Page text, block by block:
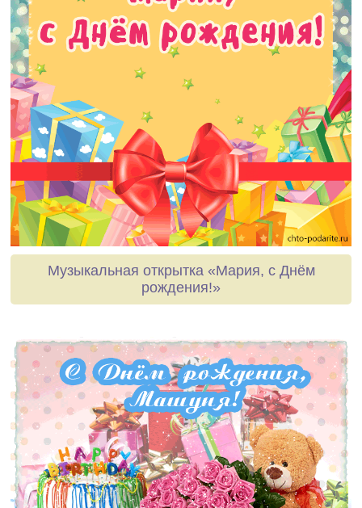
Музыкальная открытка «Мария, с Днём
рождения!»